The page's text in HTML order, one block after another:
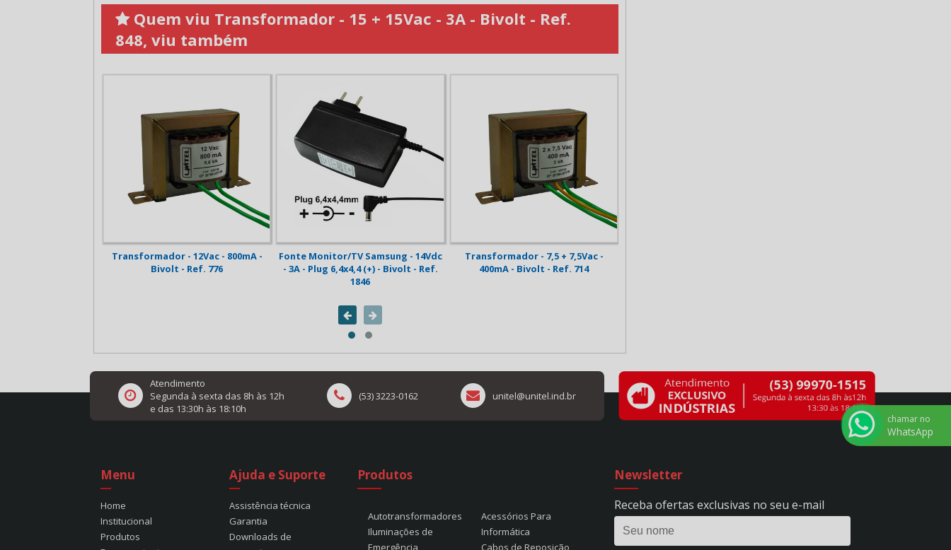
Quem viu Transformador - 15 + 15Vac - 3A - Bivolt - Ref.
848, viu também
Transformador - 12Vac - 800mA -
Bivolt - Ref. 776
Fonte Monitor/TV Samsung - 14Vdc
- 3A - Plug 6,4x4,4 (+) - Bivolt - Ref.
1846
Transformador - 7,5 + 7,5Vac -
400mA - Bivolt - Ref. 714
AUTOTRANSFORMADOR 5.000VA - CP -
BIVOLT - REF. 116
AUTOTRANSFORMADOR 5.000VA - MÁSTER -
AUTOTRANSFORMADOR 500VA - CP - BIVOLT
AUTOTRANSFORMADOR 500VA - MÁSTER -
Atendimento
Segunda à sexta das 8h às 12h
e das 13:30h às 18:10h
(53) 3223-0162 unitel@unitel.ind.br
Menu
Home
Institucional
Produtos
Ajuda e Suporte
Assistência técnica
Garantia
Downloads de
Produtos
Autotransformadores
Iluminações de
Emergência
Acessórios Para
Informática
Cabos de Reposição
Newsletter
Receba ofertas exclusivas no seu e-mail
chamar no
WhatsApp